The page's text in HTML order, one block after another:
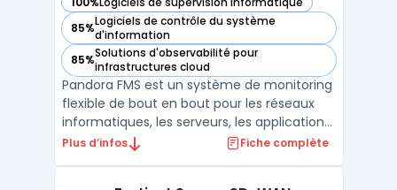
— voir Pandora FMS dans cette catégorie
85%Logiciels de contrôle du système
d'information
— voir Pandora FMS dans cette catégorie
85%Solutions d'observabilité pour
infrastructures cloud
— voir Pandora FMS dans cette catégorie
Pandora FMS est un système de monitoring
flexible de bout en bout pour les réseaux
informatiques, les serveurs, les applications
et les environnements virtuels. Cette
Plus d’infos Fiche complète